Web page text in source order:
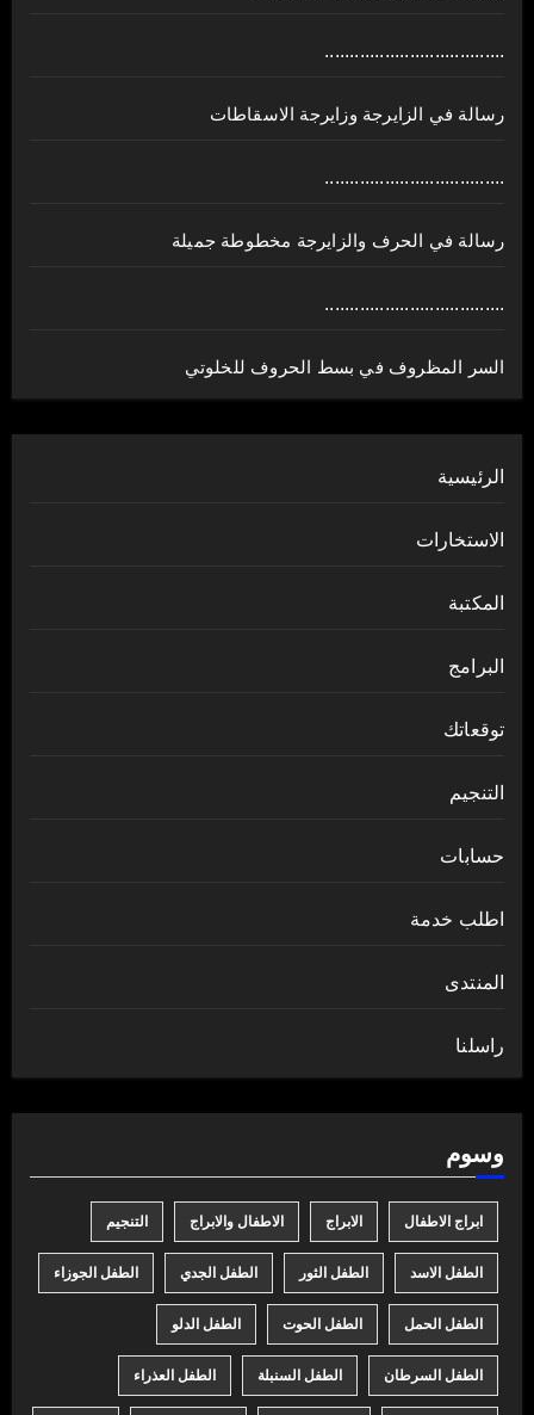
....................................
رسالة في الزايرجة وزايرجة الاسقاطات
....................................
رسالة في الحرف والزايرجة مخطوطة جميلة
....................................
السر المظروف في بسط الحروف للخلوتي
الرئيسية
الاستخارات
المكتبة
البرامج
توقعاتك
التنجيم
حسابات
اطلب خدمة
المنتدى
راسلنا
وسوم
ابراج الاطفال الابراج الاطفال والابراج التنجيم
الطفل الاسد الطفل الثور الطفل الجدي الطفل الجوزاء
الطفل الحمل الطفل الحوت الطفل الدلو
الطفل السرطان الطفل السنبلة الطفل العذراء